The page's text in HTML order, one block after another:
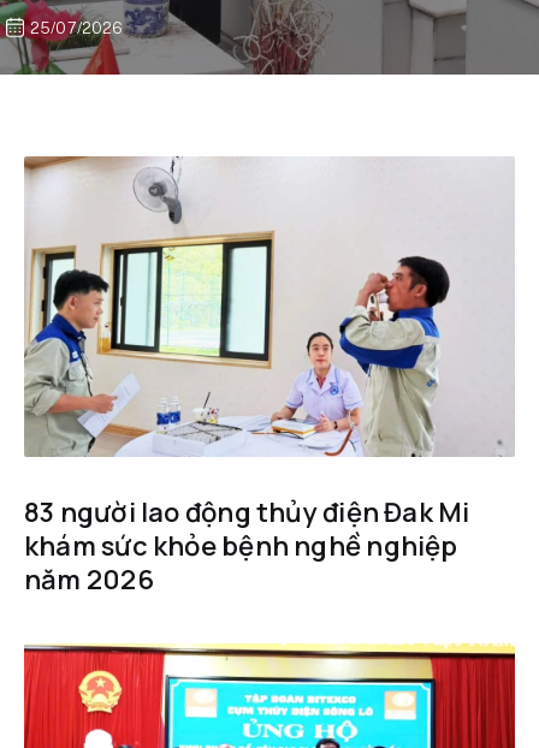
25/07/2026
83 người lao động thủy điện Đak Mi
khám sức khỏe bệnh nghề nghiệp
năm 2026